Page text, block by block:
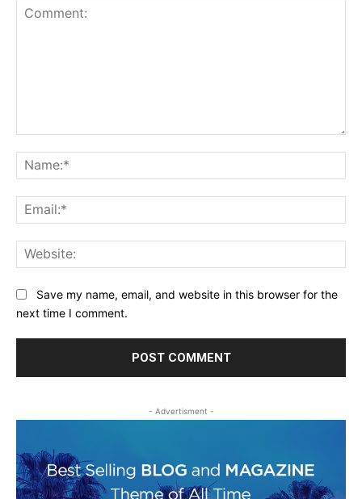
Save my name, email, and website in this browser for the
next time I comment.
- Advertisment -